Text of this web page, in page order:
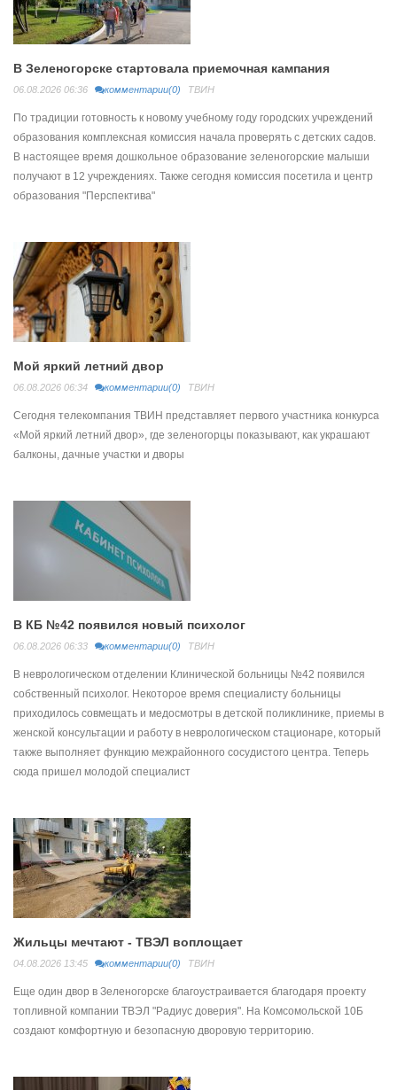
В Зеленогорске стартовала приемочная кампания
06.08.2026 06:36 комментарии(0) ТВИН
По традиции готовность к новому учебному году городских учреждений
образования комплексная комиссия начала проверять с детских садов.
В настоящее время дошкольное образование зеленогорские малыши
получают в 12 учреждениях. Также сегодня комиссия посетила и центр
образования "Перспектива"
Мой яркий летний двор
06.08.2026 06:34 комментарии(0) ТВИН
Сегодня телекомпания ТВИН представляет первого участника конкурса
«Мой яркий летний двор», где зеленогорцы показывают, как украшают
балконы, дачные участки и дворы
В КБ №42 появился новый психолог
06.08.2026 06:33 комментарии(0) ТВИН
В неврологическом отделении Клинической больницы №42 появился
собственный психолог. Некоторое время специалисту больницы
приходилось совмещать и медосмотры в детской поликлинике, приемы в
женской консультации и работу в неврологическом стационаре, который
также выполняет функцию межрайонного сосудистого центра. Теперь
сюда пришел молодой специалист
Жильцы мечтают - ТВЭЛ воплощает
04.08.2026 13:45 комментарии(0) ТВИН
Еще один двор в Зеленогорске благоустраивается благодаря проекту
топливной компании ТВЭЛ "Радиус доверия". На Комсомольской 10Б
создают комфортную и безопасную дворовую территорию.